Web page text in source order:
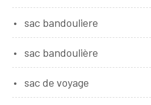
sac bandouliere
sac bandoulière
sac de voyage